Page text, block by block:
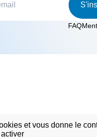
FAQ
et vous donne le